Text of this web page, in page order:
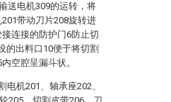
送电机309的运转，将
带动刀片208旋转进
连接的防护门6防止切
的出料口10便于将切割
空腔呈漏斗状。
机201、轴承座202、